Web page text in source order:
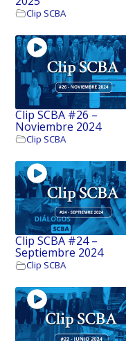
Clip SCBA
Clip SCBA #26 –
Noviembre 2024
Clip SCBA
Clip SCBA #24 –
Septiembre 2024
Clip SCBA